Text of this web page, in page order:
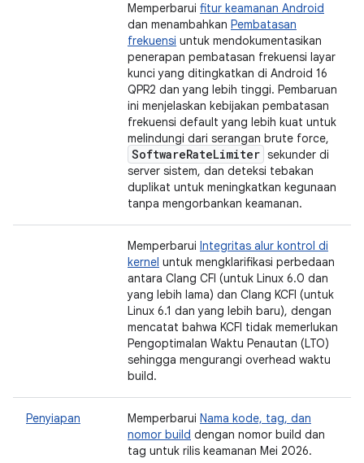
Memperbarui fitur keamanan Android
dan menambahkan Pembatasan
frekuensi untuk mendokumentasikan
penerapan pembatasan frekuensi layar
kunci yang ditingkatkan di Android 16
QPR2 dan yang lebih tinggi. Pembaruan
ini menjelaskan kebijakan pembatasan
frekuensi default yang lebih kuat untuk
melindungi dari serangan brute force,
SoftwareRateLimiter sekunder di
server sistem, dan deteksi tebakan
duplikat untuk meningkatkan kegunaan
tanpa mengorbankan keamanan.
Memperbarui Integritas alur kontrol di
kernel untuk mengklarifikasi perbedaan
antara Clang CFI (untuk Linux 6.0 dan
yang lebih lama) dan Clang KCFI (untuk
Linux 6.1 dan yang lebih baru), dengan
mencatat bahwa KCFI tidak memerlukan
Pengoptimalan Waktu Penautan (LTO)
sehingga mengurangi overhead waktu
build.
Penyiapan Memperbarui Nama kode, tag, dan
nomor build dengan nomor build dan
tag untuk rilis keamanan Mei 2026.